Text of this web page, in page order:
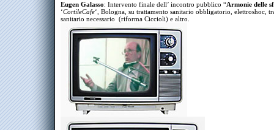
Eugen Galasso: Intervento finale dell’ incontro pubblico “Armonie delle
‘CortileCafe‘, Bologna, su trattamento sanitario obbligatorio, elettroshoc,
sanitario necessario (riforma Ciccioli) e altro.